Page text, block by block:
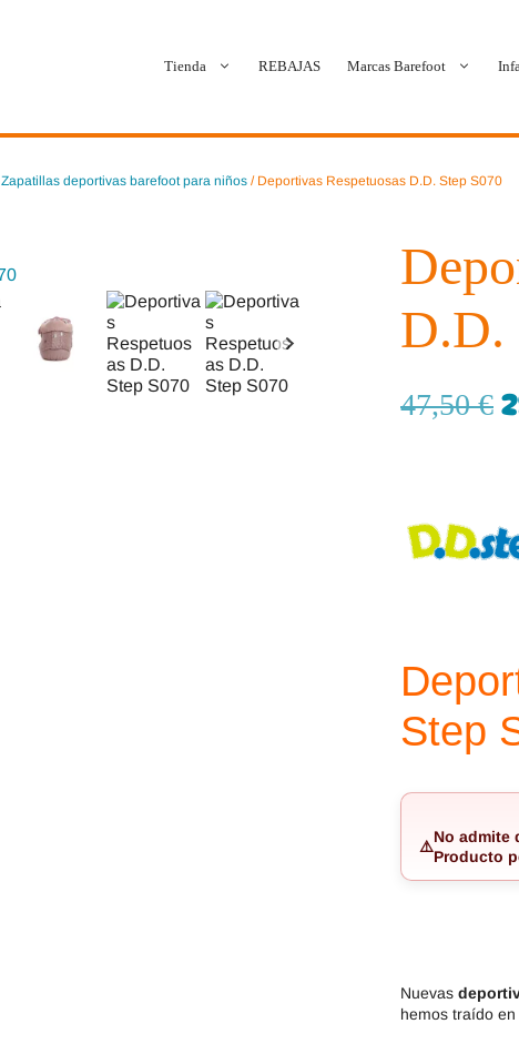
Tienda REBAJAS Marcas Barefoot
Ballop
Coimbra
Dada
Batilas
Crecendo
D.D. Step
Froddo
JOMA
Zapatillas deportivas barefoot para niños / Deportivas Respetuosas D.D. Step S070
D.D.
47,50€
Step
⚠️
No admite
Producto
Nuevas
hemos traído